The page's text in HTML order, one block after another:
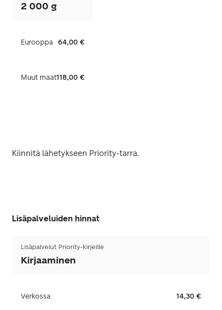
2 000 g
Eurooppa 64,00 €
Muut maat118,00 €
Kiinnitä lähetykseen Priority-tarra.
Lisäpalveluiden hinnat
Lisäpalvelut Priority-kirjeille
Kirjaaminen
Verkossa 14,30 €